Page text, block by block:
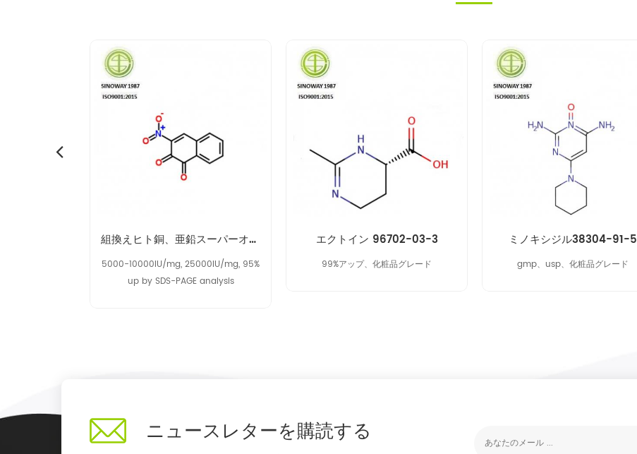
組換えヒト銅、亜鉛スーパーオキシドジスムターゼrh-cu、zn-sod 9054-89-1
5000-10000IU/mg, 25000IU/mg, 95%
up by SDS-PAGE analysis
エクトイン 96702-03-3
99%アップ、化粧品グレード
ミノキシジル38304-91-5
gmp、usp、化粧品グレード
ニュースレターを購読する